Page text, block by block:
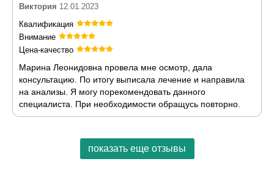
Виктория 12.01.2023
Квалификация
Внимание
Цена-качество
Марина Леонидовна провела мне осмотр, дала
консультацию. По итогу выписала лечение и направила
на анализы. Я могу порекомендовать данного
специалиста. При необходимости обращусь повторно.
показать еще отзывы